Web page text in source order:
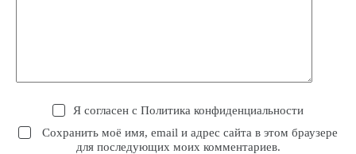
Я согласен с Политика конфиденциальности
Сохранить моё имя, email и адрес сайта в этом браузере
для последующих моих комментариев.